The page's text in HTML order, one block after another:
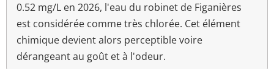
0.52 mg/L en 2026, l'eau du robinet de Figanières
est considérée comme très chlorée. Cet élément
chimique devient alors perceptible voire
dérangeant au goût et à l'odeur.